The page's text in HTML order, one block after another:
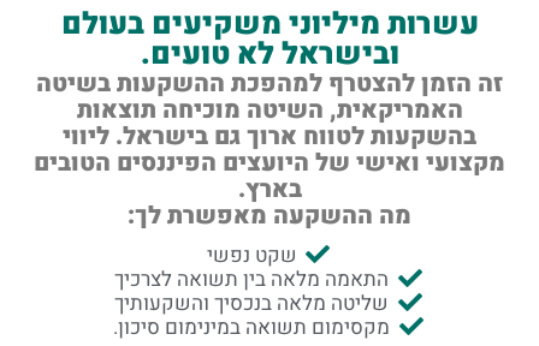
עשרות מיליוני משקיעים בעולם
ובישראל לא טועים.
זה הזמן להצטרף למהפכת ההשקעות בשיטה
האמריקאית, השיטה מוכיחה תוצאות
בהשקעות לטווח ארוך גם בישראל. ליווי
מקצועי ואישי של היועצים הפיננסים הטובים
בארץ.
מה ההשקעה מאפשרת לך:
שקט נפשי
התאמה מלאה בין תשואה לצרכיך
שליטה מלאה בנכסיך והשקעותיך
מקסימום תשואה במינימום סיכון.